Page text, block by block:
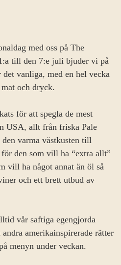
med oss på The
till den 7:e juli bjuder vi på
vanliga, med en hel vecka
och dryck.
för att spegla de mest
USA, allt från friska Pale
varma västkusten till
den som vill ha “extra allt”
vill ha något annat än öl så
och ett brett utbud av
vår saftiga egengjorda
amerikainspirerade rätter
menyn under veckan.